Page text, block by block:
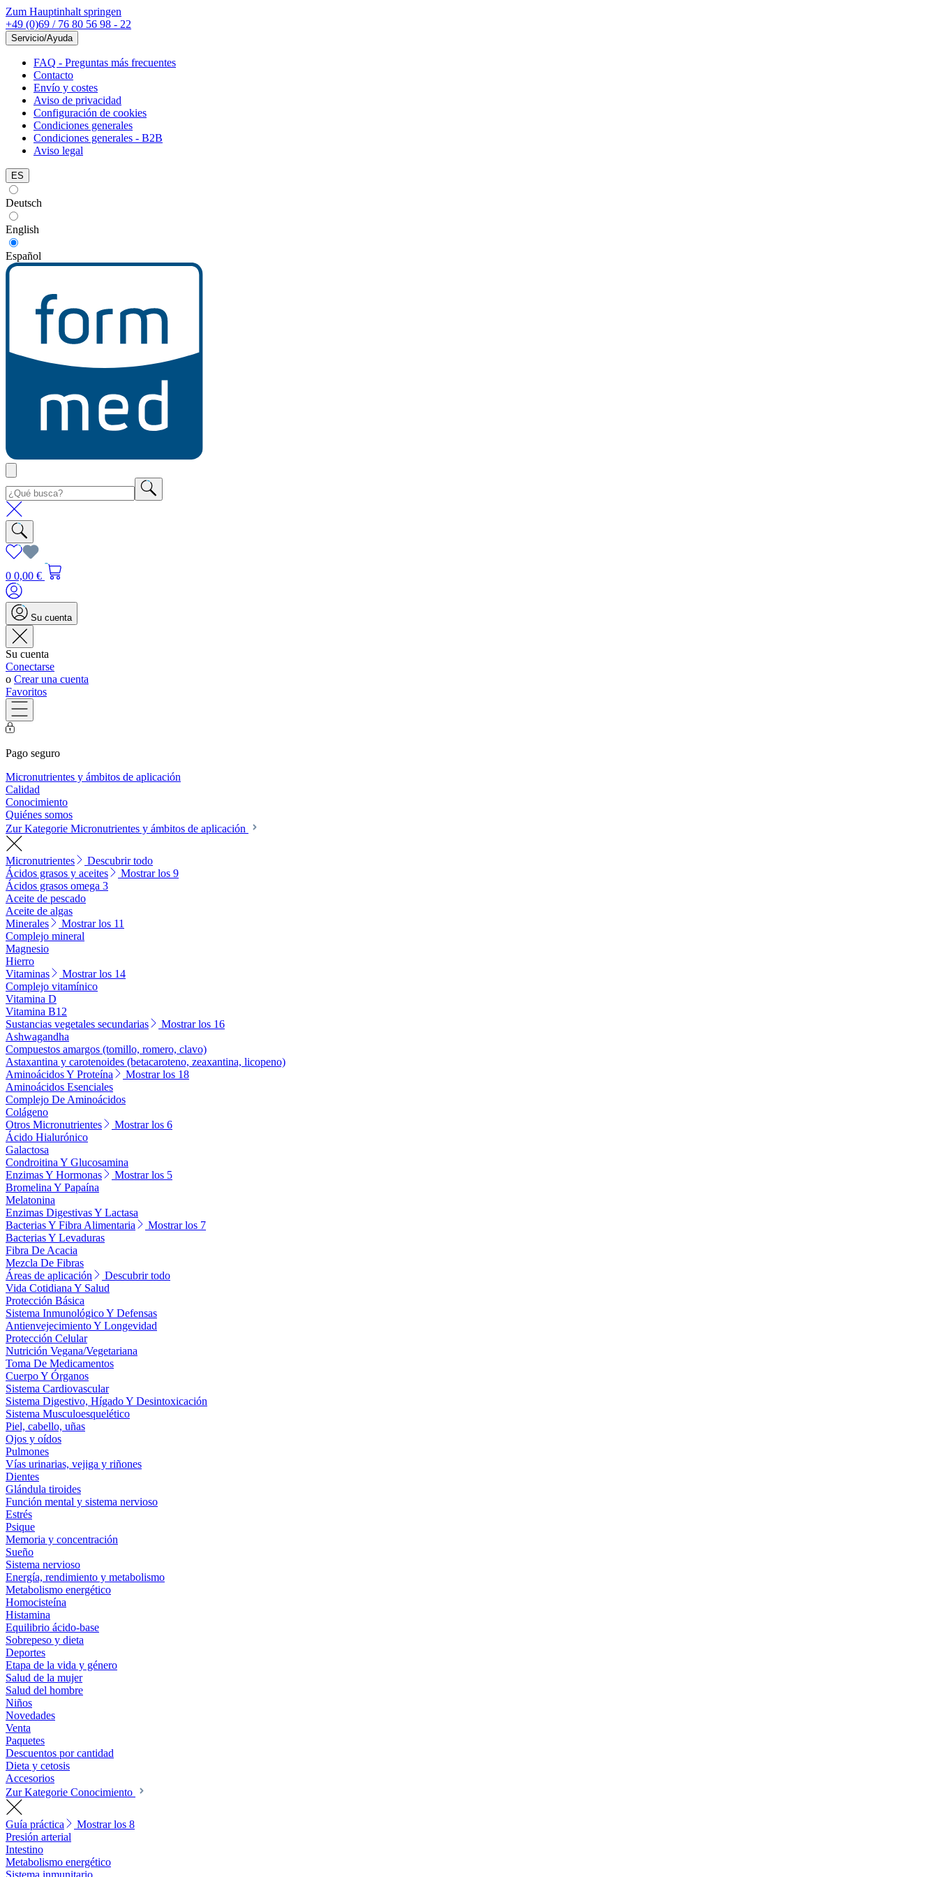
Zum Hauptinhalt springen
+49 (0)69 / 76 80 56 98 - 22
Servicio/Ayuda
FAQ - Preguntas más frecuentes
Contacto
Envío y costes
Aviso de privacidad
Configuración de cookies
Condiciones generales
Condiciones generales - B2B
Aviso legal
ES
Deutsch
English
Español
0 0,00 €
Su cuenta
Su cuenta
Conectarse
o Crear una cuenta
Favoritos
Pago seguro
Micronutrientes y ámbitos de aplicación
Calidad
Conocimiento
Quiénes somos
Zur Kategorie Micronutrientes y ámbitos de aplicación
Micronutrientes
Descubrir todo
Ácidos grasos y aceites
Mostrar los 9
Ácidos grasos omega 3
Aceite de pescado
Aceite de algas
Minerales
Mostrar los 11
Complejo mineral
Magnesio
Hierro
Vitaminas
Mostrar los 14
Complejo vitamínico
Vitamina D
Vitamina B12
Sustancias vegetales secundarias
Mostrar los 16
Ashwagandha
Compuestos amargos (tomillo, romero, clavo)
Astaxantina y carotenoides (betacaroteno, zeaxantina, licopeno)
Aminoácidos Y Proteína
Mostrar los 18
Aminoácidos Esenciales
Complejo De Aminoácidos
Colágeno
Otros Micronutrientes
Mostrar los 6
Ácido Hialurónico
Galactosa
Condroitina Y Glucosamina
Enzimas Y Hormonas
Mostrar los 5
Bromelina Y Papaína
Melatonina
Enzimas Digestivas Y Lactasa
Bacterias Y Fibra Alimentaria
Mostrar los 7
Bacterias Y Levaduras
Fibra De Acacia
Mezcla De Fibras
Áreas de aplicación
Descubrir todo
Vida Cotidiana Y Salud
Protección Básica
Sistema Inmunológico Y Defensas
Antienvejecimiento Y Longevidad
Protección Celular
Nutrición Vegana/Vegetariana
Toma De Medicamentos
Cuerpo Y Órganos
Sistema Cardiovascular
Sistema Digestivo, Hígado Y Desintoxicación
Sistema Musculoesquelético
Piel, cabello, uñas
Ojos y oídos
Pulmones
Vías urinarias, vejiga y riñones
Dientes
Glándula tiroides
Función mental y sistema nervioso
Estrés
Psique
Memoria y concentración
Sueño
Sistema nervioso
Energía, rendimiento y metabolismo
Metabolismo energético
Homocisteína
Histamina
Equilibrio ácido-base
Sobrepeso y dieta
Deportes
Etapa de la vida y género
Salud de la mujer
Salud del hombre
Niños
Novedades
Venta
Paquetes
Descuentos por cantidad
Dieta y cetosis
Accesorios
Zur Kategorie Conocimiento
Guía práctica
Mostrar los 8
Presión arterial
Intestino
Metabolismo energético